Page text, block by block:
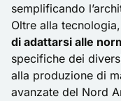
semplificando
Oltre alla
di adattarsi alle
specifiche dei
alla produzione di
avanzate del Nord